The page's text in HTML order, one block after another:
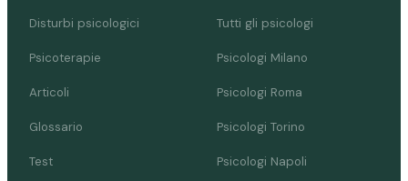
Disturbi psicologici
Psicoterapie
Articoli
Glossario
Test
Tutti gli psicologi
Psicologi Milano
Psicologi Roma
Psicologi Torino
Psicologi Napoli